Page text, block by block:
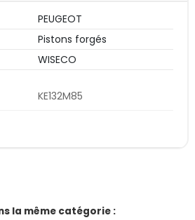
PEUGEOT
Pistons forgés
WISECO
KE132M85
la même catégorie :